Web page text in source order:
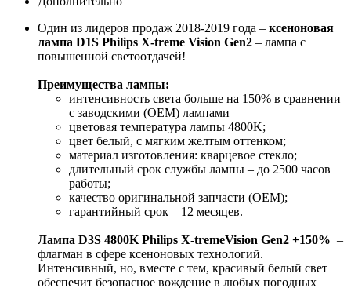
Один из лидеров продаж 2018-2019 года – ксеноновая
лампа D1S Philips X-treme Vision Gen2 – лампа с
повышенной светоотдачей!
Преимущества лампы:
интенсивность света больше на 150% в сравнении
с заводскими (OEM) лампами
цветовая температура лампы 4800K;
цвет белый, с мягким желтым оттенком;
материал изготовления: кварцевое стекло;
длительный срок службы лампы – до 2500 часов
работы;
качество оригинальной запчасти (OEM);
гарантийный срок – 12 месяцев.
Лампа D3S 4800K Philips X-tremeVision Gen2 +150% –
флагман в сфере ксеноновых технологий.
Интенсивный, но, вместе с тем, красивый белый свет
обеспечит безопасное вождение в любых погодных